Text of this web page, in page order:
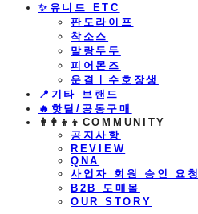
​✨유니드 ETC
판도라이프
착소스
말랑두두
피어몬즈
운결ㅣ수호장생
📍기타 브랜드
🔥핫딜/공동구매
👩‍👩‍👦‍👦COMMUNITY
공지사항
REVIEW
QNA
사업자 회원 승인 요청
B2B 도매몰
OUR STORY